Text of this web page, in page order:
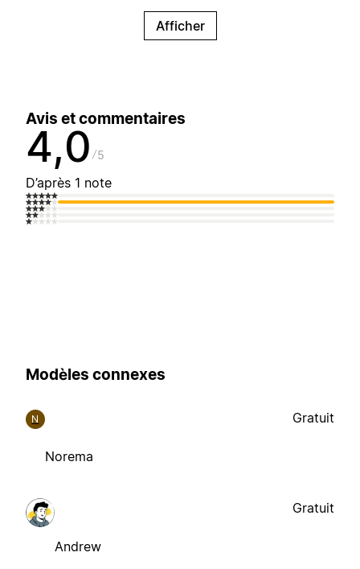
Afficher
Avis et commentaires
4,0 5
D’après 1 note
Modèles connexes
N
Norema
Gratuit
Andrew
Gratuit